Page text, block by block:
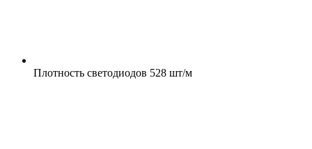
Плотность светодиодов 528 шт/м